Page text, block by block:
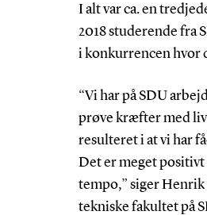
I alt var ca. en
2018 studerende fra
i konkurrencen hvor
“Vi har på SDU
prøve kræfter med
resulteret i at vi har
Det er meget
tempo,” siger
tekniske fakultet på